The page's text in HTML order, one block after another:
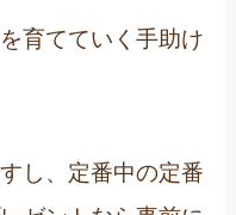
育てていく手助け
し、定番中の定番